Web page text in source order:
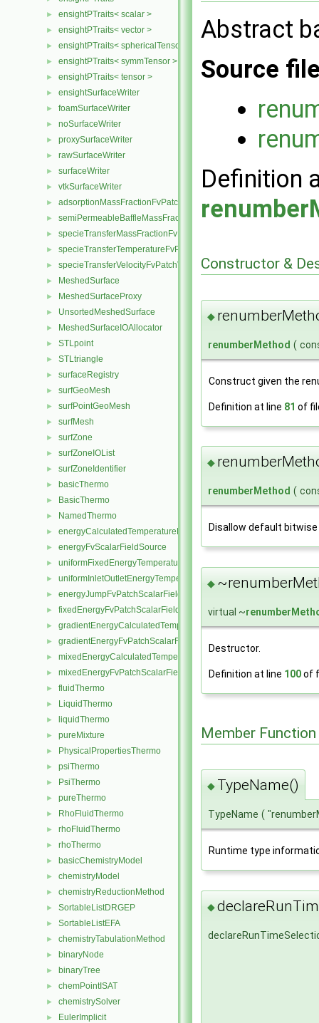
► ensightPTraits< scalar >
► ensightPTraits< vector >
► ensightPTraits< sphericalTensor >
► ensightPTraits< symmTensor >
► ensightPTraits< tensor >
► ensightSurfaceWriter
► foamSurfaceWriter
► noSurfaceWriter
► proxySurfaceWriter
► rawSurfaceWriter
► surfaceWriter
► vtkSurfaceWriter
► adsorptionMassFractionFvPatchScalarField
► semiPermeableBaffleMassFractionFvPatchScalarField
► specieTransferMassFractionFvPatchScalarField
► specieTransferTemperatureFvPatchScalarField
► specieTransferVelocityFvPatchVectorField
► MeshedSurface
► MeshedSurfaceProxy
► UnsortedMeshedSurface
► MeshedSurfaceIOAllocator
► STLpoint
► STLtriangle
► surfaceRegistry
► surfGeoMesh
► surfPointGeoMesh
► surfMesh
► surfZone
► surfZoneIOList
► surfZoneIdentifier
► basicThermo
► BasicThermo
► NamedThermo
► energyCalculatedTemperatureFvScalarFieldSource
► energyFvScalarFieldSource
► uniformFixedEnergyTemperatureFvScalarFieldSource
► uniformInletOutletEnergyTemperatureFvScalarFieldSource
► energyJumpFvPatchScalarField
► fixedEnergyFvPatchScalarField
► gradientEnergyCalculatedTemperatureFvPatchScalarField
► gradientEnergyFvPatchScalarField
► mixedEnergyCalculatedTemperatureFvPatchScalarField
► mixedEnergyFvPatchScalarField
► fluidThermo
► LiquidThermo
► liquidThermo
► pureMixture
► PhysicalPropertiesThermo
► psiThermo
► PsiThermo
► pureThermo
► RhoFluidThermo
► rhoFluidThermo
► rhoThermo
► basicChemistryModel
► chemistryModel
► chemistryReductionMethod
► SortableListDRGEP
► SortableListEFA
► chemistryTabulationMethod
► binaryNode
► binaryTree
► chemPointISAT
► chemistrySolver
► EulerImplicit
Abstract
Source
Definition
Constructor &
◆
renumberMethod (
Construct given the
Definition at line 81 of
◆
renumberMethod (
Disallow default
◆
virtual ~
Destructor.
Definition at line 100of
Member
◆ TypeName()
TypeName (
Runtime type
◆